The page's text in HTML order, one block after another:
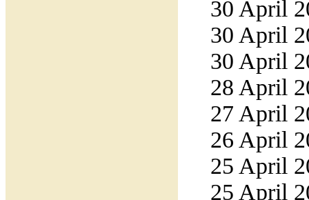
30 April
30 April
30 April
28 April
27 April
26 April
25 April
25 April